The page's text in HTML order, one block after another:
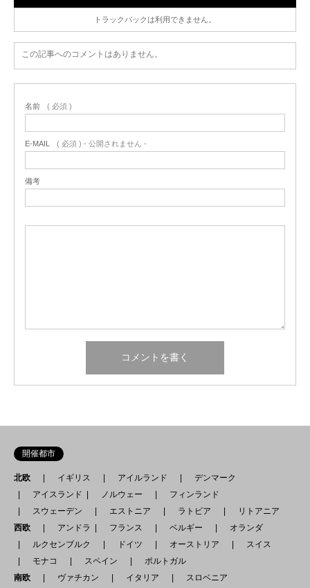
トラックバックは利用できません。
この記事へのコメントはありません。
名前 ( 必須 )
E-MAIL ( 必須 ) - 公開されません -
備考
開催都市
北欧 イギリス アイルランド
デンマーク
アイスランド
ノルウェー
フィンランド
スウェーデン
エストニア ラトビア
リトアニア
西欧
アンドラ フランス ベルギー
オランダ
ルクセンブルク
ドイツ オーストリア
スイス
モナコ
スペイン
ポルトガル
南欧
ヴァチカン イタリア
スロベニア